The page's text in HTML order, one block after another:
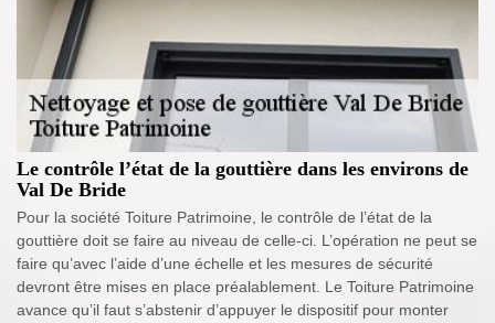
Le contrôle l’état de la gouttière dans les environs de
Val De Bride
Pour la société Toiture Patrimoine, le contrôle de l’état de la
gouttière doit se faire au niveau de celle-ci. L’opération ne peut se
faire qu’avec l’aide d’une échelle et les mesures de sécurité
devront être mises en place préalablement. Le Toiture Patrimoine
avance qu’il faut s’abstenir d’appuyer le dispositif pour monter